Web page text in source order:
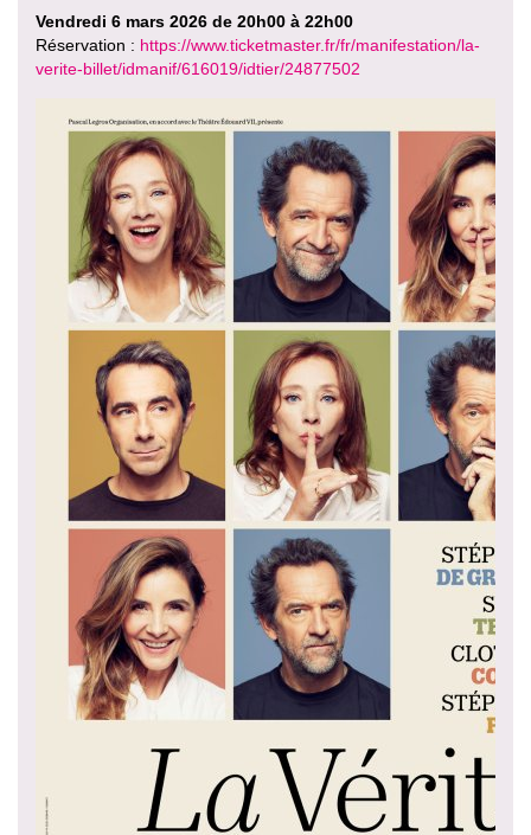
Vendredi 6 mars 2026 de 20h00 à 22h00
Réservation : https://www.ticketmaster.fr/fr/manifestation/la-
verite-billet/idmanif/616019/idtier/24877502